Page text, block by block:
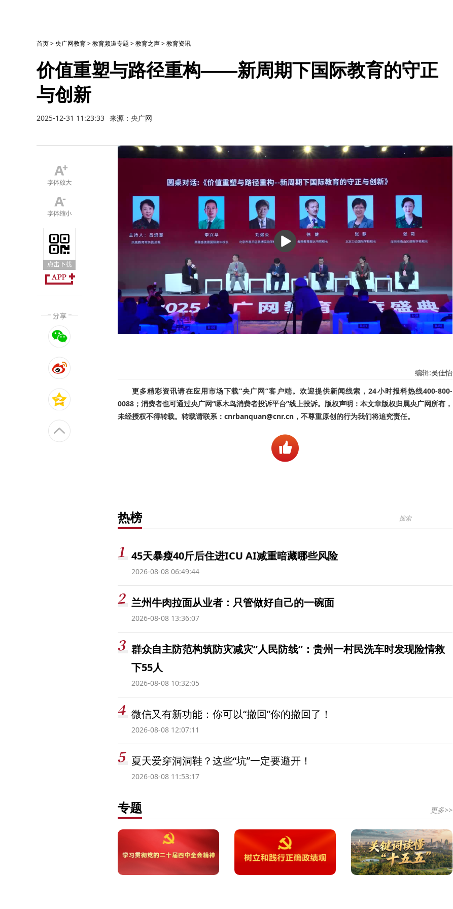
首页>央广网教育>教育频道专题 >教育之声>教育资讯
价值重塑与路径重构——新周期下国际教育的守正
与创新
2025-12-31 11:23:33 来源：央广网
播
放
编辑:吴佳怡
更多精彩资讯请在应用市场下载“央广网”客户端。欢迎提供新闻线索，24小时报料热线400-800-
0088；消费者也可通过央广网“啄木鸟消费者投诉平台”线上投诉。版权声明：本文章版权归属央广网所有，
未经授权不得转载。转载请联系：cnrbanquan@cnr.cn，不尊重原创的行为我们将追究责任。
热榜
45天暴瘦40斤后住进ICU AI减重暗藏哪些风险
2026-08-08 06:49:44
兰州牛肉拉面从业者：只管做好自己的一碗面
2026-08-08 13:36:07
群众自主防范构筑防灾减灾“人民防线”：贵州一村民洗车时发现险情救
下55人
2026-08-08 10:32:05
微信又有新功能：你可以“撤回”你的撤回了！
2026-08-08 12:07:11
夏天爱穿洞洞鞋？这些“坑”一定要避开！
2026-08-08 11:53:17
专题 更多>>